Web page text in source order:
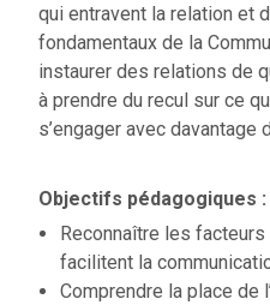
qui entravent la relation et
fondamentaux de la
instaurer des relations de
à prendre du recul sur ce
s’engager avec davantage
Objectifs pédagogiques :
Reconnaître les
facilitent la
Comprendre la place de